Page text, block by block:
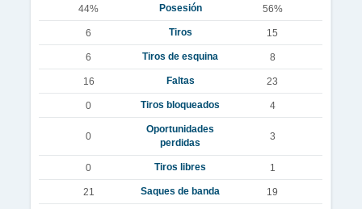
44% Posesión 56%
6 Tiros 15
6 Tiros de esquina 8
16 Faltas 23
0 Tiros bloqueados 4
0
Oportunidades
perdidas
3
0 Tiros libres 1
21 Saques de banda 19